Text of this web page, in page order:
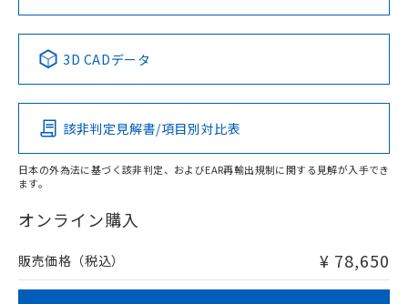
Pb Hg Cd Cr(VI)
O
在庫等で未対応品が混在する可能性があります。
問い合わせください。
Yes No No No
この製品の規格認証/適合状況ページへ
その他の認証はこちらのページからご検索ください
3D CADデータ
該非判定見解書/項目別対比表
日本の外為法に基づく該非判定、およびEAR再輸出規制に関する見解が入手でき
ます。
オンライン購入
販売価格（税込） ¥ 78,650